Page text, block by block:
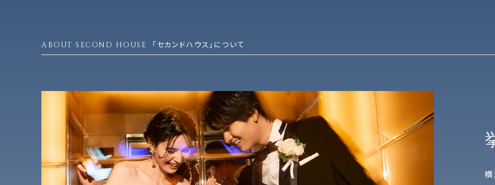
ABOUT SECOND HOUSE 「セカンドハウス」について
横